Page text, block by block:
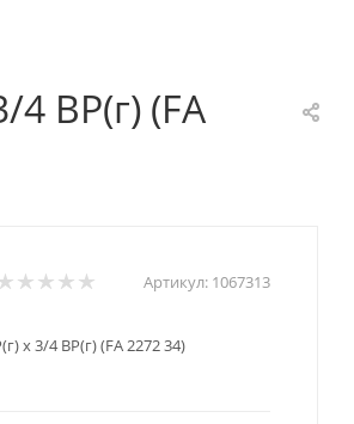
ВР(г) (FA
Артикул: 1067313
х 3/4 ВР(г) (FA 2272 34)